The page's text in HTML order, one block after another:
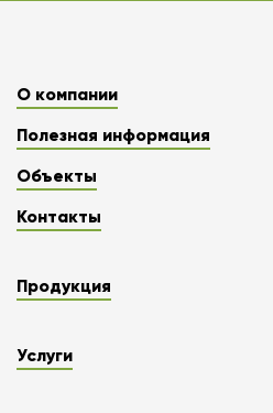
О компании
Полезная информация
Объекты
Контакты
Продукция
Услуги